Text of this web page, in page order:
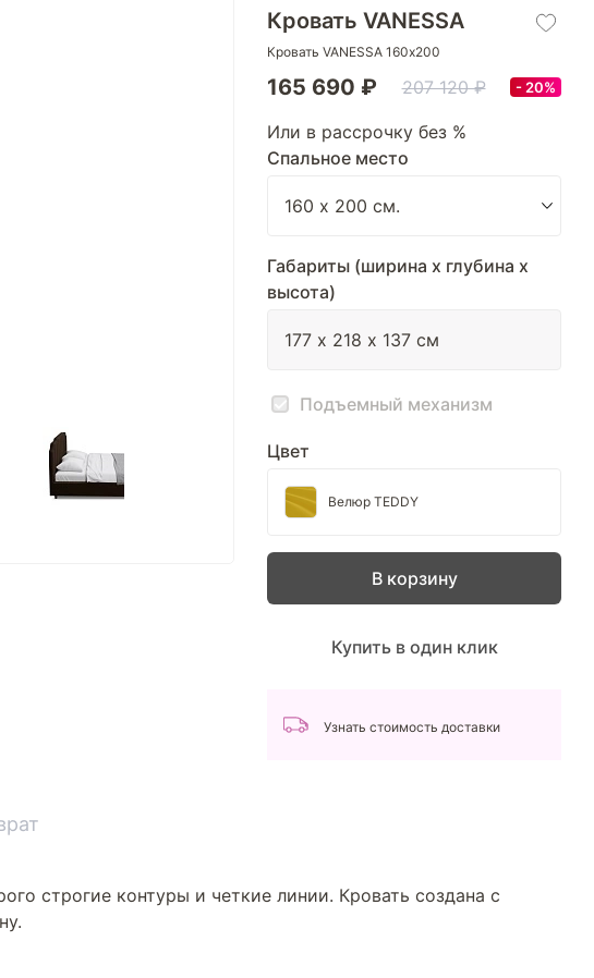
Кровать VANESSA
Кровать VANESSA 160х200
165 690 ₽ 207 120 ₽ 20%
Или в рассрочку без %
Спальное место
Габариты (ширина х глубина х
высота)
Подъемный механизм
Цвет
Велюр TEDDY
В корзину
Купить в один клик
Узнать стоимость доставки
строгие контуры и четкие линии. Кровать создана с